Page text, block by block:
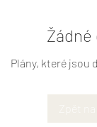
Plány, které jsou